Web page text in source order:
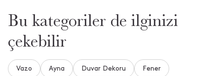
Daha Fazla Soru ve Cevap Gör
Aradığınızı Bulamadınız mı?
Bu kategoriler de ilginizi
çekebilir
Vazo Ayna Duvar Dekoru Fener